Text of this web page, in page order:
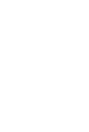
นทุก
3M
บการ